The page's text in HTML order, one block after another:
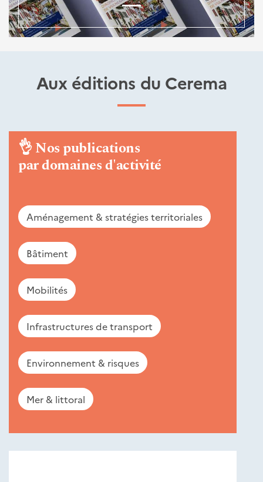
Aux éditions du Cerema
👌Nos publications
par domaines d'activité
Aménagement & stratégies territoriales
Bâtiment
Mobilités
Infrastructures de transport
Environnement & risques
Mer & littoral